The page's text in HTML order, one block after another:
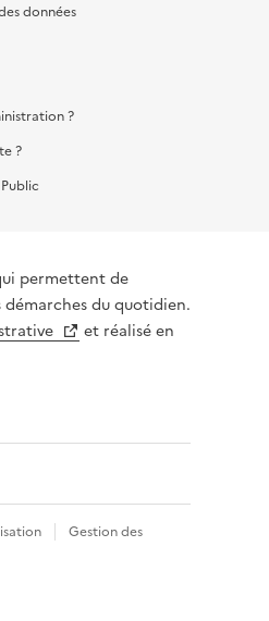
données
?
?
permettent de
du quotidien.
et réalisé en
Gestion des